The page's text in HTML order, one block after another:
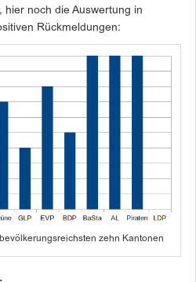
hier noch die Auswertung in
Rückmeldungen:
zehn Kantonen